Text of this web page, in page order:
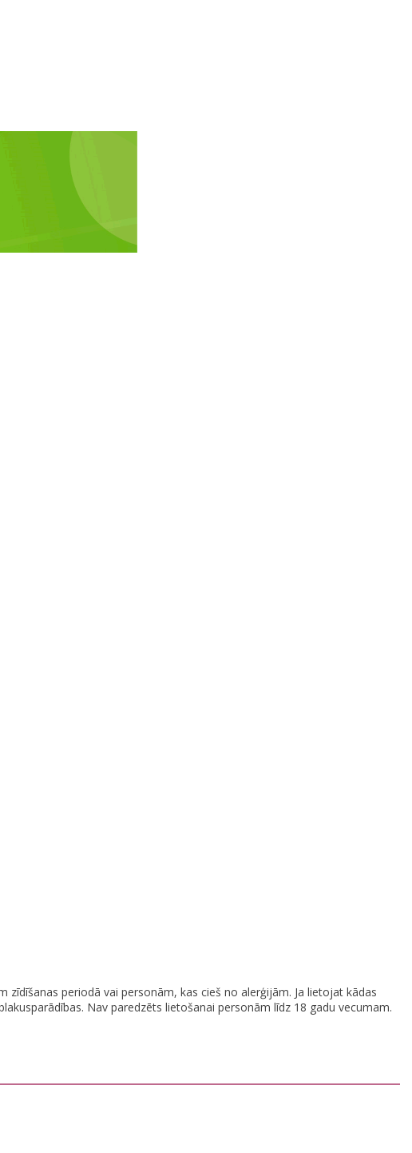
periodā vai personām, kas cieš no alerģijām. Ja lietojat kādas
Nav paredzēts lietošanai personām līdz 18 gadu vecumam.